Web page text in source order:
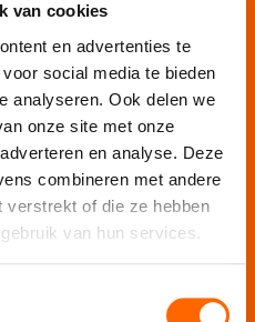
van cookies
en advertenties te
social media te bieden
analyseren. Ook delen we
onze site met onze
en analyse. Deze
combineren met andere
verstrekt of die ze hebben
van hun services.